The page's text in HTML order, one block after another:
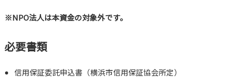
※NPO法人は本資金の対象外です。
必要書類
信用保証委託申込書（横浜市信用保証協会所定）